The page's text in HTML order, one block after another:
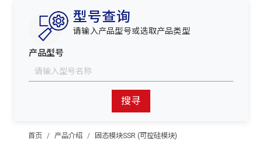
型号查询
请输入产品型号或选取产品类型
产品型号
搜寻
首页 产品介绍
固态模块SSR (可控硅模块)